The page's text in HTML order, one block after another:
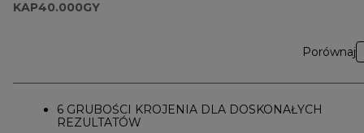
KAP40.000GY
Porównaj
6 GRUBOŚCI KROJENIA DLA DOSKONAŁYCH
REZULTATÓW